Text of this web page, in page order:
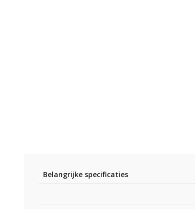
Belangrijke specificaties